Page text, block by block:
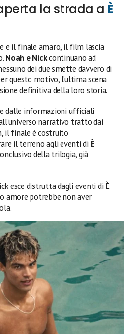
la strada a È
e il finale amaro, il film lascia
Noah e Nickcontinuano ad
dei due smette davvero di
questo motivo, l’ultima scena
definitiva della loro storia.
dalle informazioni ufficiali
narrativo tratto dai
il finale è costruito
il terreno agli eventi di È
della trilogia, già
esce distrutta dagli eventi di È
amore potrebbe non aver